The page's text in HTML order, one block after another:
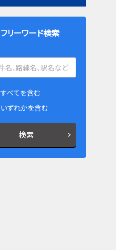
フリーワード検索
すべてを含む
いずれかを含む
検索